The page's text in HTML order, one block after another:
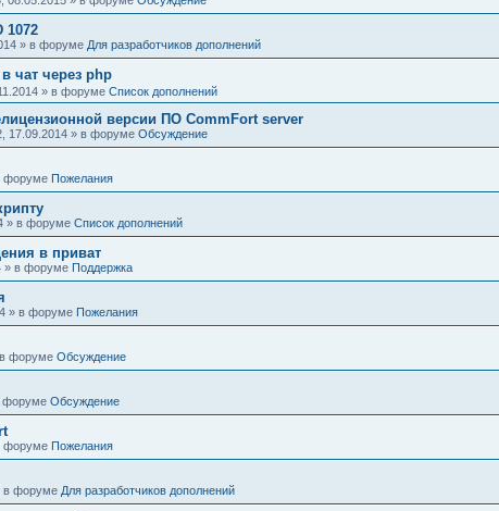
1072
» в форуме Для разработчиков дополнений
чат через php
» в форуме Список дополнений
версии ПО CommFort server
17.09.2014 » в форуме Обсуждение
форуме Пожелания
» в форуме Список дополнений
в приват
» в форуме Поддержка
» в форуме Пожелания
форуме Обсуждение
форуме Обсуждение
форуме Пожелания
в форуме Для разработчиков дополнений